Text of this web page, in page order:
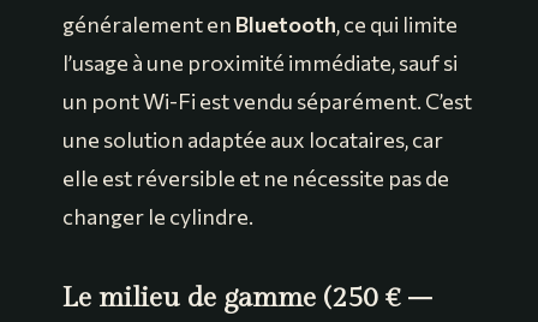
généralement en Bluetooth, ce qui limite
l’usage à une proximité immédiate, sauf si
un pont Wi-Fi est vendu séparément. C’est
une solution adaptée aux locataires, car
elle est réversible et ne nécessite pas de
changer le cylindre.
Le milieu de gamme (250 € –